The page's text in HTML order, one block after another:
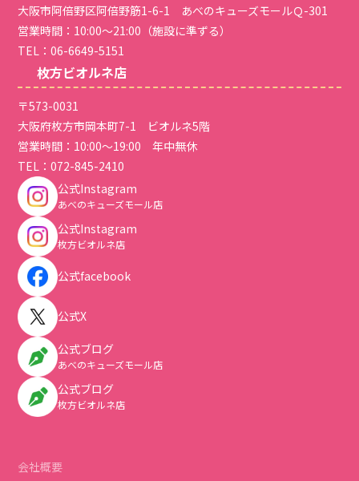
大阪市阿倍野区阿倍野筋1-6-1 あべのキューズモールＱ-301
営業時間：10:00～21:00（施設に準ずる）
TEL：06-6649-5151
枚方ビオルネ店
〒573-0031
大阪府枚方市岡本町7-1 ビオルネ5階
営業時間：10:00～19:00 年中無休
TEL：072-845-2410
公式Instagram
あべのキューズモール店
公式Instagram
枚方ビオルネ店
公式facebook
公式X
公式ブログ
あべのキューズモール店
公式ブログ
枚方ビオルネ店
会社概要